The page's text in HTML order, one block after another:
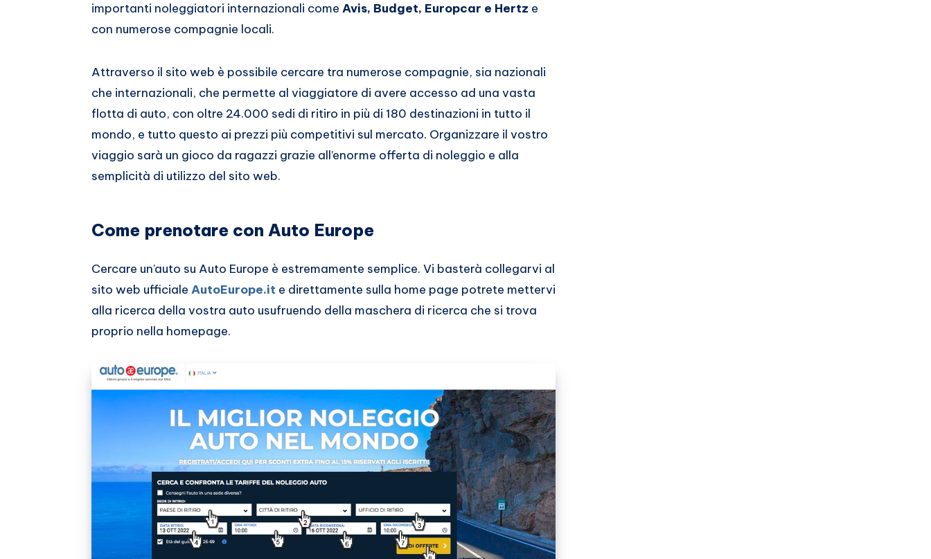
importanti noleggiatori internazionali come Avis, Budget, Europcar e Hertz e
con numerose compagnie locali.
Attraverso il sito web è possibile cercare tra numerose compagnie, sia nazionali
che internazionali, che permette al viaggiatore di avere accesso ad una vasta
flotta di auto, con oltre 24.000 sedi di ritiro in più di 180 destinazioni in tutto il
mondo, e tutto questo ai prezzi più competitivi sul mercato. Organizzare il vostro
viaggio sarà un gioco da ragazzi grazie all’enorme offerta di noleggio e alla
semplicità di utilizzo del sito web.
Come prenotare con Auto Europe
Cercare un’auto su Auto Europe è estremamente semplice. Vi basterà collegarvi al
sito web ufficiale AutoEurope.it e direttamente sulla home page potrete mettervi
alla ricerca della vostra auto usufruendo della maschera di ricerca che si trova
proprio nella homepage.